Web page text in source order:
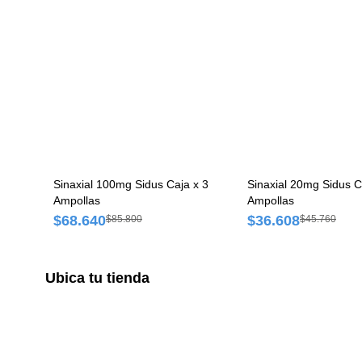
Sinaxial 100mg Sidus Caja x 3
Ampollas
$68.640$85.800
Sinaxial 20mg Sidus
Ampollas
$36.608$45.760
Ubica tu tienda